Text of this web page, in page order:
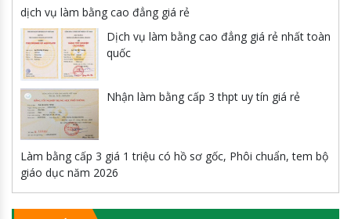
dịch vụ làm bằng cao đẳng giá rẻ
Dịch vụ làm bằng cao đẳng giá rẻ nhất toàn
quốc
Nhận làm bằng cấp 3 thpt uy tín giá rẻ
Làm bằng cấp 3 giá 1 triệu có hồ sơ gốc, Phôi chuẩn, tem bộ
giáo dục năm 2026